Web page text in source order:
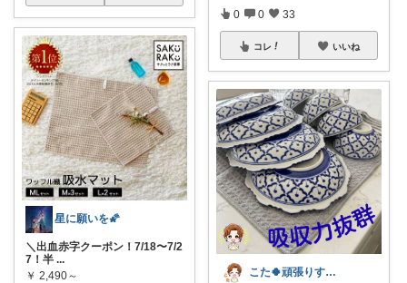
星に願いを🌠
＼出血赤字クーポン！7/18〜7/2
7！半 ...
￥ 2,490～
0 0 33
コレ いいね
こた🍀頑張りすぎない主婦